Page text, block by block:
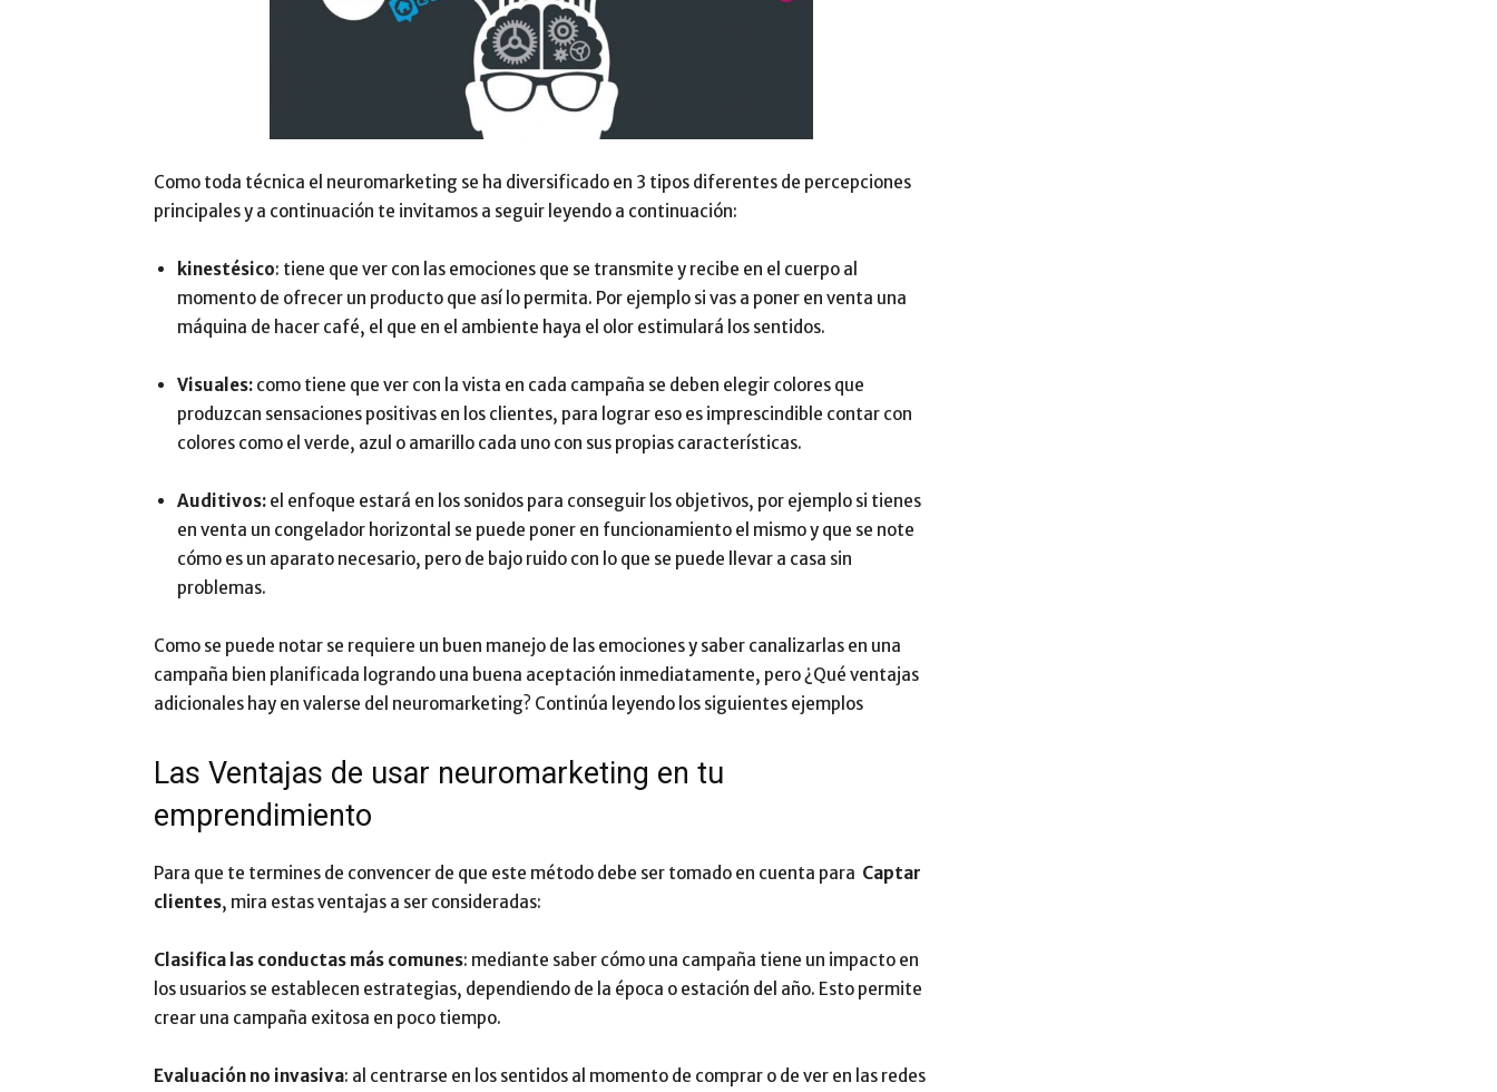
Como toda técnica el neuromarketing se ha diversificado en 3 tipos diferentes de percepciones
principales y a continuación te invitamos a seguir leyendo a continuación:
kinestésico: tiene que ver con las emociones que se transmite y recibe en el cuerpo al
momento de ofrecer un producto que así lo permita. Por ejemplo si vas a poner en venta una
máquina de hacer café, el que en el ambiente haya el olor estimulará los sentidos.
Visuales: como tiene que ver con la vista en cada campaña se deben elegir colores que
produzcan sensaciones positivas en los clientes, para lograr eso es imprescindible contar con
colores como el verde, azul o amarillo cada uno con sus propias características.
Auditivos: el enfoque estará en los sonidos para conseguir los objetivos, por ejemplo si tienes
en venta un congelador horizontal se puede poner en funcionamiento el mismo y que se note
cómo es un aparato necesario, pero de bajo ruido con lo que se puede llevar a casa sin
problemas.
Como se puede notar se requiere un buen manejo de las emociones y saber canalizarlas en una
campaña bien planificada logrando una buena aceptación inmediatamente, pero ¿Qué ventajas
adicionales hay en valerse del neuromarketing? Continúa leyendo los siguientes ejemplos
Las Ventajas de usar neuromarketing en tu
emprendimiento
Para que te termines de convencer de que este método debe ser tomado en cuenta para Captar
clientes, mira estas ventajas a ser consideradas:
Clasifica las conductas más comunes: mediante saber cómo una campaña tiene un impacto en
los usuarios se establecen estrategias, dependiendo de la época o estación del año. Esto permite
crear una campaña exitosa en poco tiempo.
Evaluación no invasiva: al centrarse en los sentidos al momento de comprar o de ver en las redes